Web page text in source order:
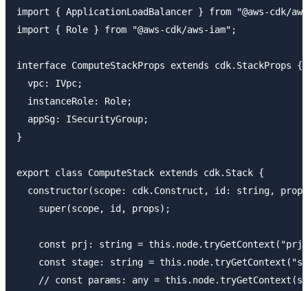
import { ApplicationLoadBalancer } from "@aws-cdk/
import { Role } from "@aws-cdk/aws-iam";
interface ComputeStackProps extends cdk.StackProps {
  vpc: IVpc;
  instanceRole: Role;
  appSg: ISecurityGroup;
}
export class ComputeStack extends cdk.Stack {
constructor(scope: cdk.Construct, id: string,
    super(scope, id, props);
const prj: string =
const stage: string =
// const params: any =